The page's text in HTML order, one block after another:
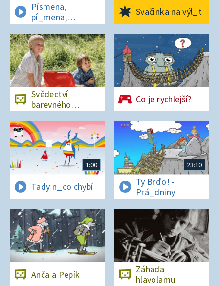
Písmena,
pí_mena,
písmena
Svačinka na výl_t
Svědectví
barevného
ostrova
Co je rychlejší?
1:00
Tady n_co chybí
23:10
Ty Brďo! -
Prá_dniny
Anča a Pepík
Záhada
hlavolamu